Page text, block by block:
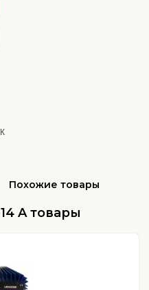
Похожие товары
A товары